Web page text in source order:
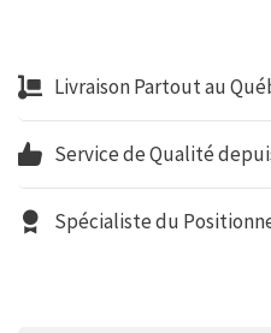
Livraison Partout au
Service de Qualité
Spécialiste du